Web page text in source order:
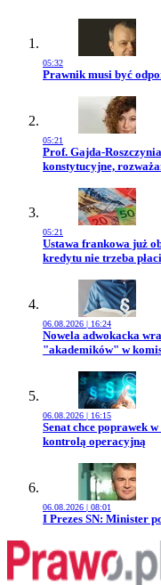
05:32
Przejdź do artykułu:
Prawnik musi być
05:21
Przejdź do artykułu:
Prof. Gajda-
konstytucyjne,
05:21
Przejdź do artykułu:
Ustawa frankowa już
kredytu nie trzeba
06.08.2026 | 16:24
Przejdź do artykułu:
Nowela adwokacka
"akademików" w
06.08.2026 | 16:15
Przejdź do artykułu:
Senat chce poprawek
kontrolą operacyjną
06.08.2026 | 08:01
Przejdź do artykułu:
I Prezes SN: Minister